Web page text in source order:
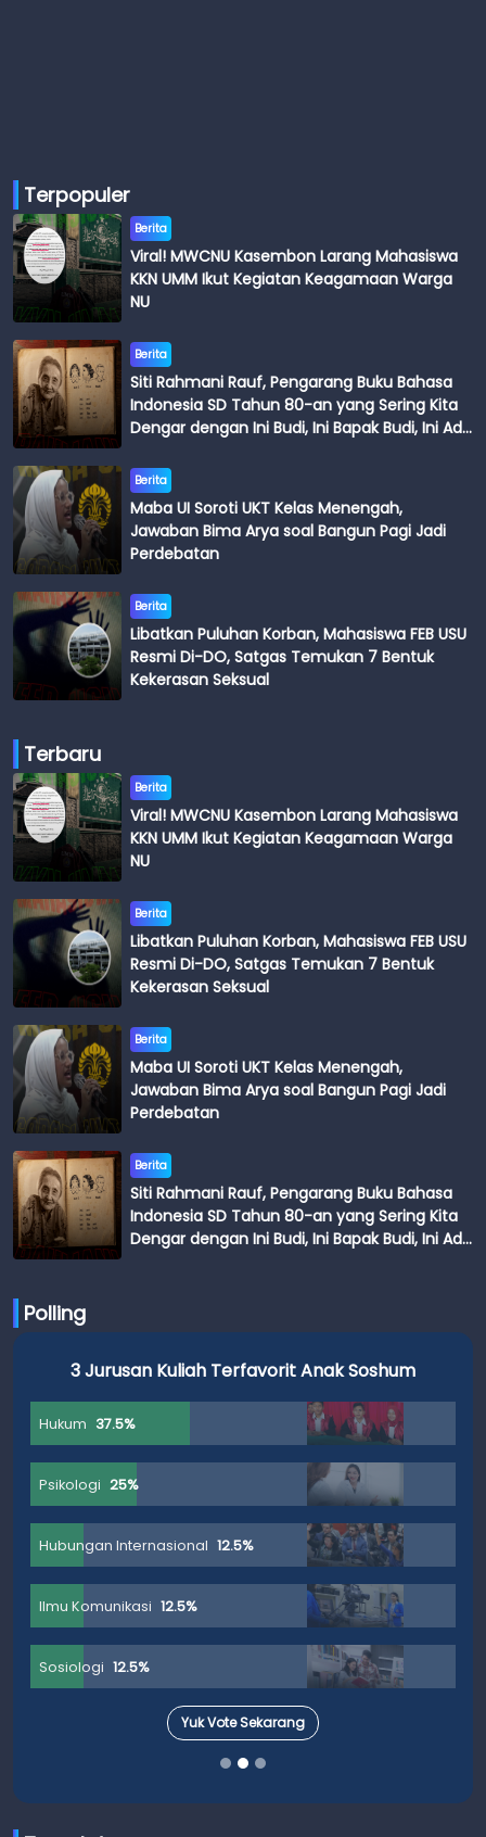
Terpopuler
Berita
Viral! MWCNU Kasembon Larang Mahasiswa
KKN UMM Ikut Kegiatan Keagamaan Warga
NU
Berita
Siti Rahmani Rauf, Pengarang Buku Bahasa
Indonesia SD Tahun 80-an yang Sering Kita
Dengar dengan Ini Budi, Ini Bapak Budi, Ini Adik
Berita
Maba UI Soroti UKT Kelas Menengah,
Jawaban Bima Arya soal Bangun Pagi Jadi
Perdebatan
Berita
Libatkan Puluhan Korban, Mahasiswa FEB USU
Resmi Di-DO, Satgas Temukan 7 Bentuk
Kekerasan Seksual
Terbaru
Berita
Viral! MWCNU Kasembon Larang Mahasiswa
KKN UMM Ikut Kegiatan Keagamaan Warga
NU
Berita
Libatkan Puluhan Korban, Mahasiswa FEB USU
Resmi Di-DO, Satgas Temukan 7 Bentuk
Kekerasan Seksual
Berita
Maba UI Soroti UKT Kelas Menengah,
Jawaban Bima Arya soal Bangun Pagi Jadi
Perdebatan
Berita
Siti Rahmani Rauf, Pengarang Buku Bahasa
Indonesia SD Tahun 80-an yang Sering Kita
Dengar dengan Ini Budi, Ini Bapak Budi, Ini Adik
Polling
3 Jurusan Kuliah Terfavorit Anak Soshum
Hukum 37.5%
Psikologi 25%
Hubungan Internasional 12.5%
Ilmu Komunikasi 12.5%
Sosiologi 12.5%
Yuk Vote Sekarang